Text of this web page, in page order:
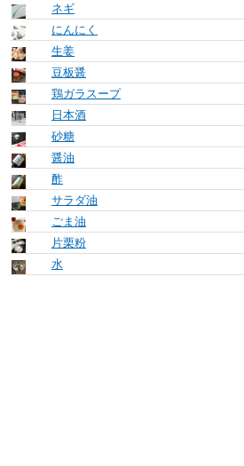
ネギ
にんにく
生姜
豆板醤
鶏ガラスープ
日本酒
砂糖
醤油
酢
サラダ油
ごま油
片栗粉
水